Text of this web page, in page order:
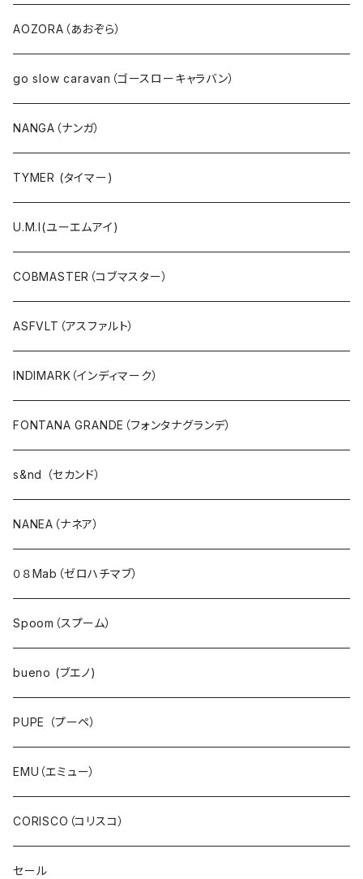
サロペット・サスペンダー・オールインワン
NANEA（ナネア）
EMU（エミュー）
Ｔシャツ・シャツ（長袖）
Ｔシャツ・シャツ（5・7分袖）
Ｔシャツ・シャツ（半袖）
タンクトップ
プルオーバー・カットソー
ブラウス・ポンチョ
パーカ・フード
カーディガン
アウター・ダウン・コート
ジャケット・ブルゾン・羽織
ベスト・ダウンベスト
ワンピース・チュニック
スカート・ジャンパースカート
パンツ・ジーンズ
サロペット・サスペンダー・オールインワン
デニム
AOZORA（あおぞら）
go slow caravan（ゴースローキャラバン）
NANGA（ナンガ）
TYMER (タイマー)
U.M.I(ユーエムアイ)
COBMASTER（コブマスター）
ASFVLT（アスファルト）
INDIMARK（インディマーク）
FONTANA GRANDE（フォンタナグランデ）
s&nd （セカンド）
NANEA（ナネア）
０８Mab（ゼロハチマブ）
Spoom（スプーム）
bueno (ブエノ)
PUPE （プーペ）
EMU（エミュー）
CORISCO（コリスコ）
セール